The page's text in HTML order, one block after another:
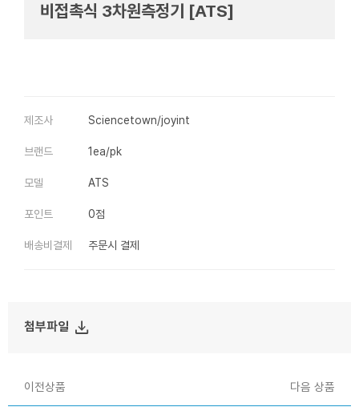
비접촉식 3차원측정기 [ATS]
제조사 Sciencetown/joyint
브랜드 1ea/pk
모델 ATS
포인트 0점
배송비결제 주문시 결제
첨부파일 file_download
이전상품 다음 상품